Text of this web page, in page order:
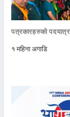
पत्रकारहरुको
१ महिना अगाडि